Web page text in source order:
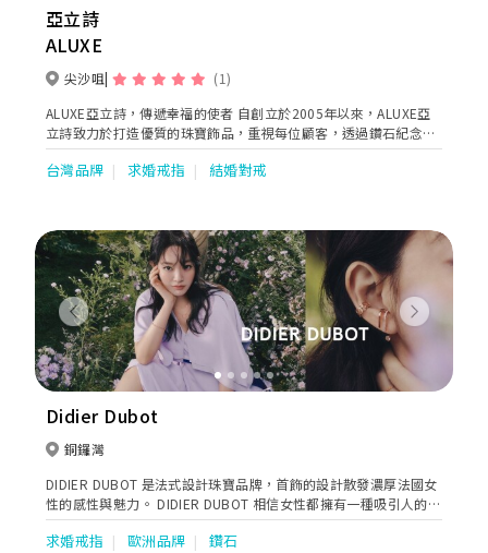
亞立詩
ALUXE
尖沙咀
(1)
ALUXE亞立詩，傳遞幸福的使者 自創立於2005年以來，ALUXE亞
立詩致力於打造優質的珠寶飾品，重視每位顧客，透過鑽石紀念每
個人生中優雅珍貴的時刻。經過不斷的創新突破、追求卓越，成功
地為超過20萬位新人服務，在全台擁有10間門市，成為台灣首席婚
優雅珍貴的霎那，同時也代表著品牌所秉持傳遞幸福的理念和風
格，希望通過亞立詩，讓每一位消費者都能感受到自己獨一無二的
優雅和珍貴，將每一個經典時刻化為永恆紀念，幸福滿滿。
台灣品牌 求婚戒指 結婚對戒
Previous Next
Didier Dubot
銅鑼灣
DIDIER DUBOT 是法式設計珠寶品牌，首飾的設計散發濃厚法國女
性的感性與魅力。 DIDIER DUBOT 相信女性都擁有一種吸引人的感
性魅力 - 「French Sensuelle 法式感性美」，設計以 14K 玫瑰金及
各種天然寶石為主，將佩戴者的法式感性與魅力發揮得淋漓盡致。
求婚戒指 歐洲品牌 鑽石